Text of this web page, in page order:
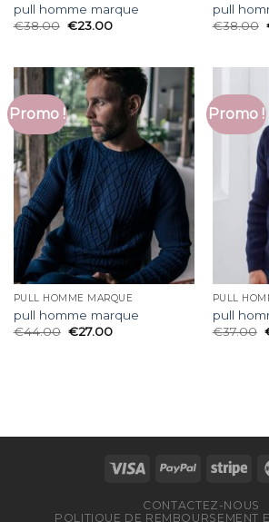
pull homme marque
€38.00 €23.00
pull
€38.00
Promo !
PULL HOMME MARQUE
pull homme marque
€44.00 €27.00
Promo !
PULL
pull
€37.00
CONTACTEZ-NOUS
POLITIQUE DE REMBOURSEMENT